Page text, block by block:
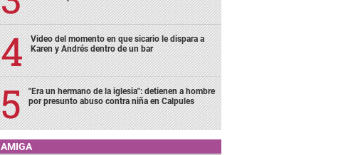
Video del momento en que sicario le dispara a
Karen y Andrés dentro de un bar
"Era un hermano de la iglesia": detienen a hombre
por presunto abuso contra niña en Calpules
AMIGA